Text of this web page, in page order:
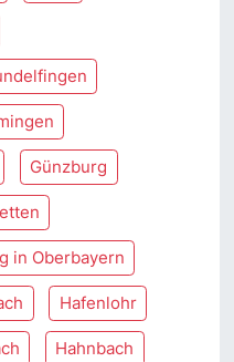
Günzburg
in Oberbayern
Hafenlohr
Hahnbach